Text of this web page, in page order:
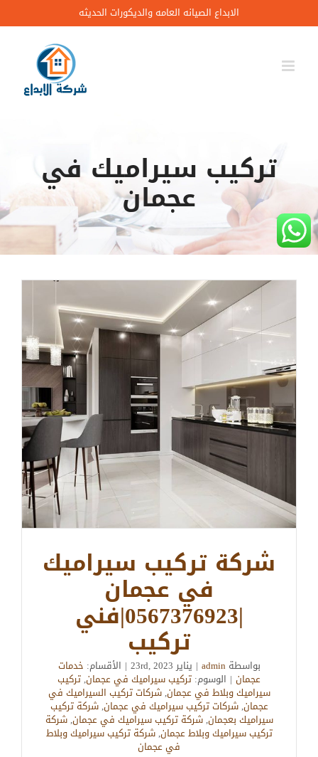
to
content
الابداع الصيانه العامه والديكورات الحديثه
تركيب سيراميك في
عجمان
شركة تركيب سيراميك
في عجمان
|0567376923|فني
تركيب
بواسطةadmin
| يناير 23rd, 2023 | الأقسام: خدمات
عجمان | الوسوم: تركيب سيراميك في عجمان,تركيب
سيراميك وبلاط في عجمان,شركات تركيب السيراميك في
عجمان,شركات تركيب سيراميك في عجمان,شركة تركيب
سيراميك بعجمان,شركة تركيب سيراميك في عجمان,شركة
تركيب سيراميك وبلاط عجمان,شركة تركيب سيراميك وبلاط
في عجمان